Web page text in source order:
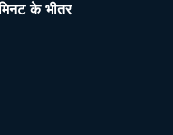
के भीतर